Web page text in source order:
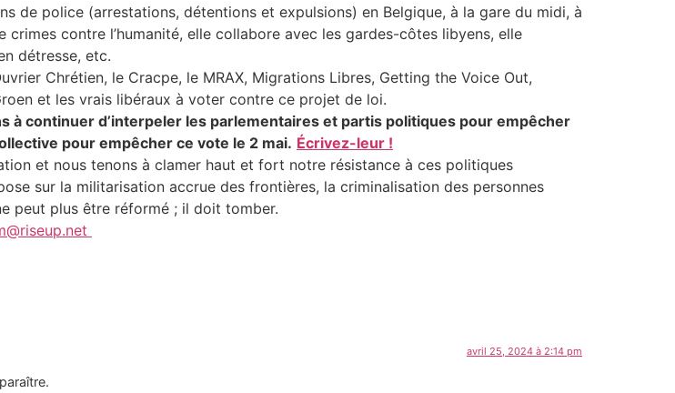
de police (arrestations, détentions et expulsions) en Belgique, à la gare du midi, à
crimes contre l’humanité, elle collabore avec les gardes-côtes libyens, elle
détresse, etc.
Chrétien, le Cracpe, le MRAX, Migrations Libres, Getting the Voice Out,
et les vrais libéraux à voter contre ce projet de loi.
à continuer d’interpeler les parlementaires et partis politiques pour empêcher
pour empêcher ce vote le 2 mai. Écrivez-leur !
et nous tenons à clamer haut et fort notre résistance à ces politiques
sur la militarisation accrue des frontières, la criminalisation des personnes
peut plus être réformé ; il doit tomber.
avril 25, 2024 à 2:14 pm